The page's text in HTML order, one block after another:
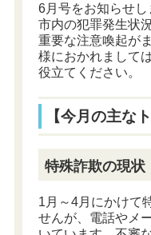
6月号をお知らせし
市内の犯罪発生状
重要な注意喚起が
様におかれまして
役立てください。
【今月の主な
特殊詐欺の現状
1月～4月にかけて
せんが、電話やメ